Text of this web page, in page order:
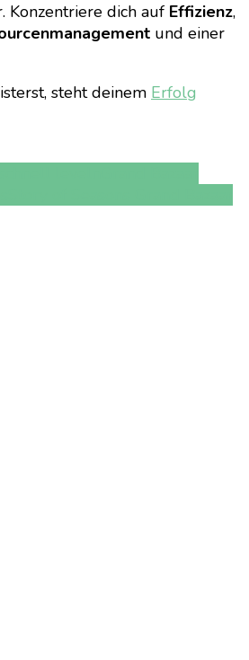
Konzentriere dich auf Effizienz,
und einer
steht deinem Erfolg